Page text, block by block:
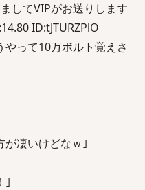
してVIPがお送りします
ID:tJTURZPlO
って10万ボルト覚えさ
が凄いけどなｗ｣
｣